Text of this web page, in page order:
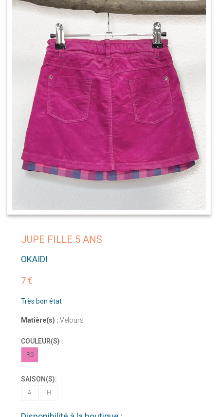
JUPE FILLE 5 ANS
OKAIDI
7 €
Très bon état
Matière(s) : Velours
COULEUR(S) :
RS
SAISON(S):
A H